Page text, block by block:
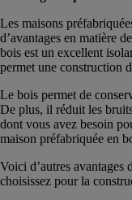
Les maisons
d’avantages en matière
bois est un excellent
permet une construction
Le bois permet de
De plus, il réduit les
dont vous avez besoin
maison préfabriquée en
Voici d’autres
choisissez pour la